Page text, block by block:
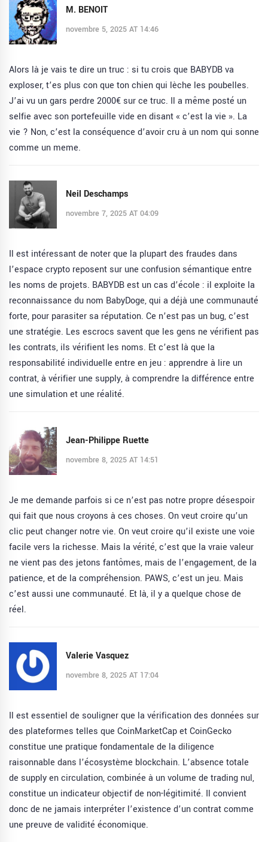
M. BENOIT
novembre 5, 2025 AT 14:46
Alors là je vais te dire un truc : si tu crois que BABYDB va
exploser, t’es plus con que ton chien qui lèche les poubelles.
J’ai vu un gars perdre 2000€ sur ce truc. Il a même posté un
selfie avec son portefeuille vide en disant « c’est la vie ». La
vie ? Non, c’est la conséquence d’avoir cru à un nom qui sonne
comme un meme.
Neil Deschamps
novembre 7, 2025 AT 04:09
Il est intéressant de noter que la plupart des fraudes dans
l’espace crypto reposent sur une confusion sémantique entre
les noms de projets. BABYDB est un cas d’école : il exploite la
reconnaissance du nom BabyDoge, qui a déjà une communauté
forte, pour parasiter sa réputation. Ce n’est pas un bug, c’est
une stratégie. Les escrocs savent que les gens ne vérifient pas
les contrats, ils vérifient les noms. Et c’est là que la
responsabilité individuelle entre en jeu : apprendre à lire un
contrat, à vérifier une supply, à comprendre la différence entre
une simulation et une réalité.
Jean-Philippe Ruette
novembre 8, 2025 AT 14:51
Je me demande parfois si ce n’est pas notre propre désespoir
qui fait que nous croyons à ces choses. On veut croire qu’un
clic peut changer notre vie. On veut croire qu’il existe une voie
facile vers la richesse. Mais la vérité, c’est que la vraie valeur
ne vient pas des jetons fantômes, mais de l’engagement, de la
patience, et de la compréhension. PAWS, c’est un jeu. Mais
c’est aussi une communauté. Et là, il y a quelque chose de
réel.
Valerie Vasquez
novembre 8, 2025 AT 17:04
Il est essentiel de souligner que la vérification des données sur
des plateformes telles que CoinMarketCap et CoinGecko
constitue une pratique fondamentale de la diligence
raisonnable dans l’écosystème blockchain. L’absence totale
de supply en circulation, combinée à un volume de trading nul,
constitue un indicateur objectif de non-légitimité. Il convient
donc de ne jamais interpréter l’existence d’un contrat comme
une preuve de validité économique.